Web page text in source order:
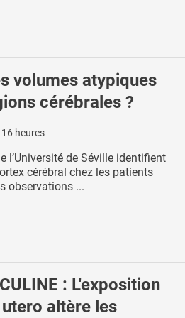
volumes atypiques
cérébrales ?
heures
l’Université de Séville identifient
cérébral chez les patients
observations ...
: L'exposition
altère les